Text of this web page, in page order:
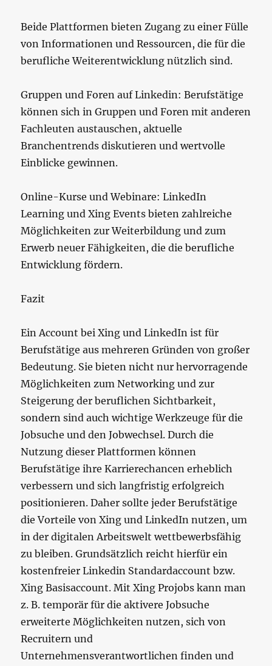
Beide Plattformen bieten Zugang zu einer Fülle
von Informationen und Ressourcen, die für die
berufliche Weiterentwicklung nützlich sind.
Gruppen und Foren auf Linkedin: Berufstätige
können sich in Gruppen und Foren mit anderen
Fachleuten austauschen, aktuelle
Branchentrends diskutieren und wertvolle
Einblicke gewinnen.
Online-Kurse und Webinare: LinkedIn
Learning und Xing Events bieten zahlreiche
Möglichkeiten zur Weiterbildung und zum
Erwerb neuer Fähigkeiten, die die berufliche
Entwicklung fördern.
Fazit
Ein Account bei Xing und LinkedIn ist für
Berufstätige aus mehreren Gründen von großer
Bedeutung. Sie bieten nicht nur hervorragende
Möglichkeiten zum Networking und zur
Steigerung der beruflichen Sichtbarkeit,
sondern sind auch wichtige Werkzeuge für die
Jobsuche und den Jobwechsel. Durch die
Nutzung dieser Plattformen können
Berufstätige ihre Karrierechancen erheblich
verbessern und sich langfristig erfolgreich
positionieren. Daher sollte jeder Berufstätige
die Vorteile von Xing und LinkedIn nutzen, um
in der digitalen Arbeitswelt wettbewerbsfähig
zu bleiben. Grundsätzlich reicht hierfür ein
kostenfreier Linkedin Standardaccount bzw.
Xing Basisaccount. Mit Xing Projobs kann man
z. B. temporär für die aktivere Jobsuche
erweiterte Möglichkeiten nutzen, sich von
Recruitern und
Unternehmensverantwortlichen finden und